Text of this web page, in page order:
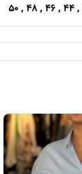
,
44
,
46
,
48
,
50